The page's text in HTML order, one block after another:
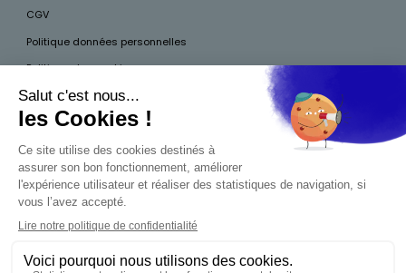
CGV
Politique données personnelles
Politique des cookies
Accessibilité
Pour votre santé, mangez au moins cinq fruits et légumes par jour, plus
d’infos surwww.mangerbouger.fr
aux mineurs de moins de 18 ans